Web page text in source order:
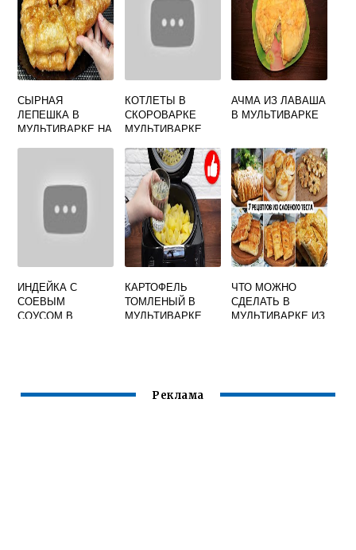
СЫРНАЯ
ЛЕПЕШКА В
МУЛЬТИВАРКЕ НА
КОТЛЕТЫ В
СКОРОВАРКЕ
МУЛЬТИВАРКЕ
АЧМА ИЗ ЛАВАША
В МУЛЬТИВАРКЕ
ИНДЕЙКА С
СОЕВЫМ
СОУСОМ В
КАРТОФЕЛЬ
ТОМЛЕНЫЙ В
МУЛЬТИВАРКЕ
ЧТО МОЖНО
СДЕЛАТЬ В
МУЛЬТИВАРКЕ ИЗ
Реклама